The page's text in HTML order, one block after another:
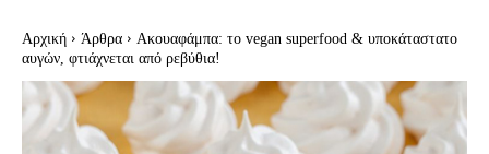
Αρχική Άρθρα
Ακουαφάμπα: το vegan superfood & υποκάταστατο
αυγών, φτιάχνεται από ρεβύθια!